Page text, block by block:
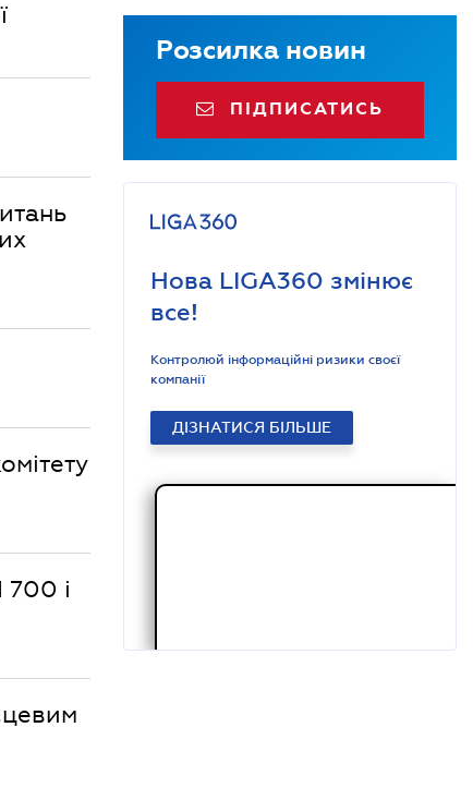
700 і
Розсилка новин
ПІДПИСАТИСЬ
Нова LIGA360 змінює
все!
Контролюй інформаційні ризики своєї
компанії
ДІЗНАТИСЯ БІЛЬШЕ